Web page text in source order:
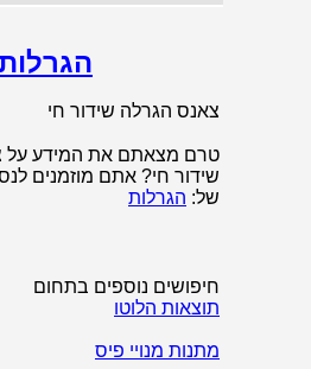
צאנס הגרלה שידור חי
טרם מצאתם את המידע על
שידור חי? אתם מוזמנים
של: הגרלות
חיפושים נוספים בתחום
תוצאות הלוטו
מתנות מנויי פיס